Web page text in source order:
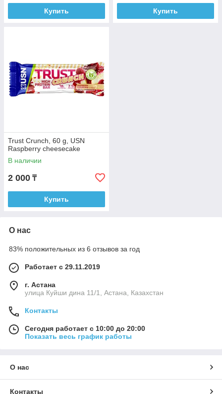
Купить Купить
Trust Crunch, 60 g, USN
Raspberry cheesecake
В наличии
2 000 ₸
Купить
О нас
83% положительных из 6 отзывов за год
Работает с 29.11.2019
г. Астана
улица Куйши дина 11/1, Астана, Казахстан
Контакты
Сегодня работает с 10:00 до 20:00
Показать весь график работы
О нас
Контакты